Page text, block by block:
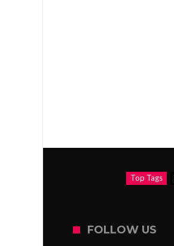
Top Tags
FOLLOW US